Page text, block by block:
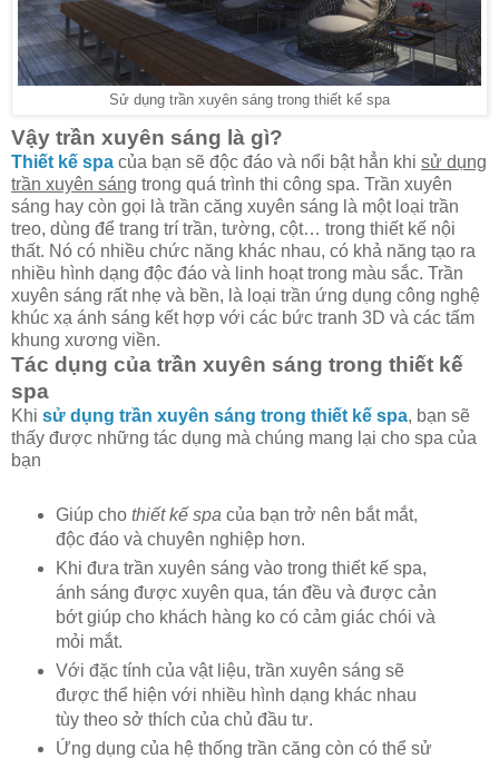
Sử dụng trần xuyên sáng trong thiết kế spa
Vậy trần xuyên sáng là gì?
Thiết kế spa của bạn sẽ độc đáo và nổi bật hẳn khi sử dụng
trần xuyên sáng trong quá trình thi công spa. Trần xuyên
sáng hay còn gọi là trần căng xuyên sáng là một loại trần
treo, dùng để trang trí trần, tường, cột… trong thiết kế nội
thất. Nó có nhiều chức năng khác nhau, có khả năng tạo ra
nhiều hình dạng độc đáo và linh hoạt trong màu sắc. Trần
xuyên sáng rất nhẹ và bền, là loại trần ứng dụng công nghệ
khúc xạ ánh sáng kết hợp với các bức tranh 3D và các tấm
khung xương viền.
Tác dụng của trần xuyên sáng trong thiết kế
spa
Khi sử dụng trần xuyên sáng trong thiết kế spa, bạn sẽ
thấy được những tác dụng mà chúng mang lại cho spa của
bạn
Giúp cho thiết kế spa của bạn trở nên bắt mắt,
độc đáo và chuyên nghiệp hơn.
Khi đưa trần xuyên sáng vào trong thiết kế spa,
ánh sáng được xuyên qua, tán đều và được cản
bớt giúp cho khách hàng ko có cảm giác chói và
mỏi mắt.
Với đặc tính của vật liệu, trần xuyên sáng sẽ
được thể hiện với nhiều hình dạng khác nhau
tùy theo sở thích của chủ đầu tư.
Ứng dụng của hệ thống trần căng còn có thể sử